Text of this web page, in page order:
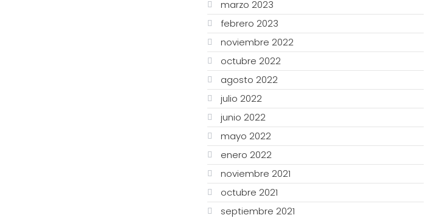
marzo 2023
febrero 2023
noviembre 2022
octubre 2022
agosto 2022
julio 2022
junio 2022
mayo 2022
enero 2022
noviembre 2021
octubre 2021
septiembre 2021